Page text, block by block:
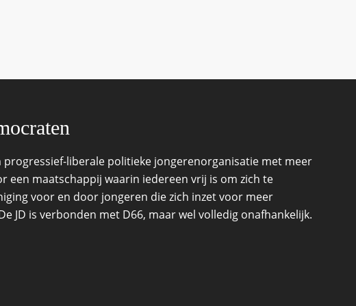
progressief-liberale politieke jongerenorganisatie met meer
een maatschappij waarin iedereen vrij is om zich te
voor en door jongeren die zich inzet voor meer
JD is verbonden met D66, maar wel volledig onafhankelijk.